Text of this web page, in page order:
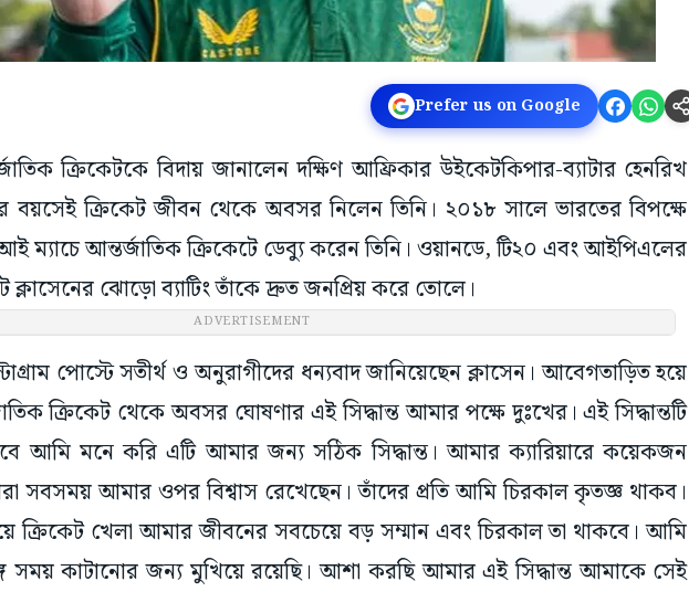
Prefer us on Google
ক্রিকেটকে বিদায় জানালেন দক্ষিণ আফ্রিকার উইকেটকিপার-ব্যাটার হেনরিখ
বয়সেই ক্রিকেট জীবন থেকে অবসর নিলেন তিনি। ২০১৮ সালে ভারতের বিপক্ষে
ম্যাচে আন্তর্জাতিক ক্রিকেটে ডেব্যু করেন তিনি। ওয়ানডে, টি২০ এবং আইপিএলের
ক্লাসেনের ঝোড়ো ব্যাটিং তাঁকে দ্রুত জনপ্রিয় করে তোলে।
ADVERTISEMENT
পোস্টে সতীর্থ ও অনুরাগীদের ধন্যবাদ জানিয়েছেন ক্লাসেন। আবেগতাড়িত হয়ে
ক্রিকেট থেকে অবসর ঘোষণার এই সিদ্ধান্ত আমার পক্ষে দুঃখের। এই সিদ্ধান্তটি
আমি মনে করি এটি আমার জন্য সঠিক সিদ্ধান্ত। আমার ক্যারিয়ারে কয়েকজন
সবসময় আমার ওপর বিশ্বাস রেখেছেন। তাঁদের প্রতি আমি চিরকাল কৃতজ্ঞ থাকব।
ক্রিকেট খেলা আমার জীবনের সবচেয়ে বড় সম্মান এবং চিরকাল তা থাকবে। আমি
সময় কাটানোর জন্য মুখিয়ে রয়েছি। আশা করছি আমার এই সিদ্ধান্ত আমাকে সেই